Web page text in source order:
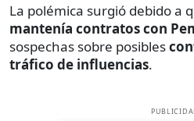
La polémica surgió debido a
mantenía contratos con
sospechas sobre posibles
tráfico de influencias.